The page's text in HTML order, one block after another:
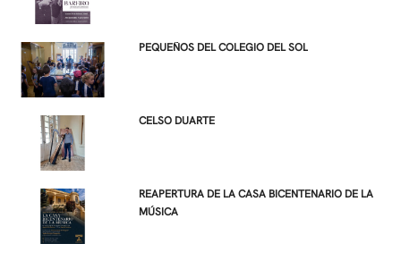
PEQUEÑOS DEL COLEGIO DEL SOL
CELSO DUARTE
REAPERTURA DE LA CASA BICENTENARIO DE LA
MÚSICA